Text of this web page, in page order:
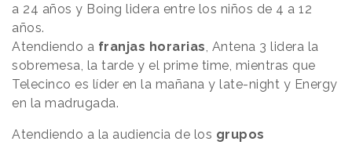
a 24 años y Boing lidera entre los niños de 4 a 12
años.
Atendiendo a franjas horarias, Antena 3 lidera la
sobremesa, la tarde y el prime time, mientras que
Telecinco es líder en la mañana y late-night y Energy
en la madrugada.
Atendiendo a la audiencia de los grupos